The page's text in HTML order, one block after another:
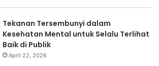
Tekanan Tersembunyi dalam
Kesehatan Mental untuk Selalu Terlihat
Baik di Publik
April 22, 2026